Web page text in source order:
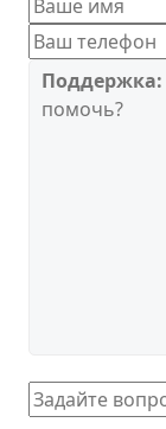
Поддержка:
помочь?